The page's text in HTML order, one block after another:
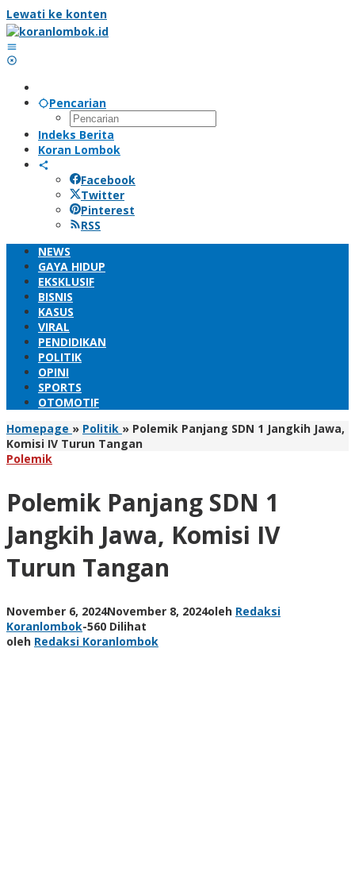
Lewati ke konten
Pencarian
Indeks Berita
Koran Lombok
Facebook
Twitter
Pinterest
RSS
NEWS
GAYA HIDUP
EKSKLUSIF
BISNIS
KASUS
VIRAL
PENDIDIKAN
POLITIK
OPINI
SPORTS
OTOMOTIF
Homepage » Politik » Polemik Panjang SDN 1 Jangkih Jawa,
Komisi IV Turun Tangan
Polemik
Polemik Panjang SDN 1
Jangkih Jawa, Komisi IV
Turun Tangan
November 6, 2024November 8, 2024oleh Redaksi
Koranlombok-560 Dilihat
oleh Redaksi Koranlombok